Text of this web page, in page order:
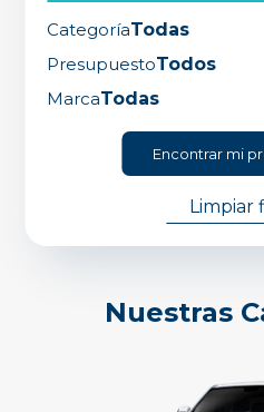
CategoríaTodas
PresupuestoTodos
MarcaTodas
Encontrar mi
Limpiar
Nuestras